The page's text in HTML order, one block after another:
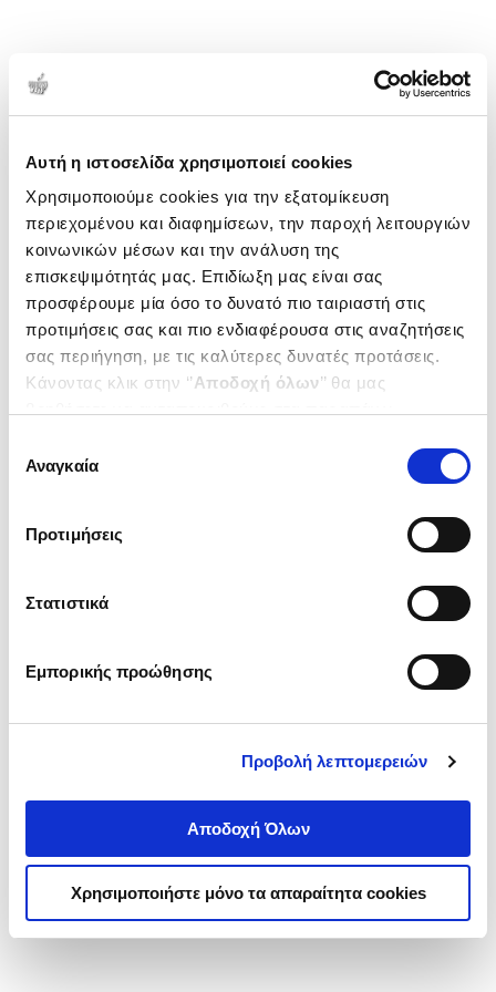
Αυτή η ιστοσελίδα χρησιμοποιεί cookies
Χρησιμοποιούμε cookies για την εξατομίκευση
περιεχομένου και διαφημίσεων, την παροχή λειτουργιών
κοινωνικών μέσων και την ανάλυση της
επισκεψιμότητάς μας. Επιδίωξη μας είναι σας
προσφέρουμε μία όσο το δυνατό πιο ταιριαστή στις
προτιμήσεις σας και πιο ενδιαφέρουσα στις αναζητήσεις
σας περιήγηση, με τις καλύτερες δυνατές προτάσεις.
Κάνοντας κλικ στην ‘’Αποδοχή όλων’’ θα μας
ενδιαφέρουν και να επιλέξετε από τα παρακάτω με την
΄΄και να ενημερωθείτε σχετικά με
συγκατάθεσης
Αναγκαία
Προτιμήσεις
Στατιστικά
Εμπορικής προώθησης
Προβολή λεπτομερειών
Αποδοχή Όλων
Χρησιμοποιήστε μόνο τα απαραίτητα cookies